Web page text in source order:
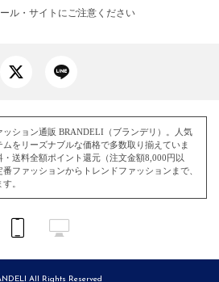
ル・サイトにご注意ください
ッション通販 BRANDELI（ブランデリ）。人気
をリーズナブルな価格で多数取り揃えていま
送料全額ポイント還元（注文金額8,000円以
ファッションからトレンドファッションまで、
。
All Rights Reserved